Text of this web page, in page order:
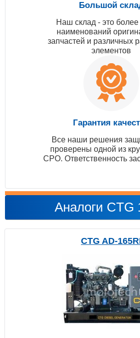
Большой
Наш склад - это более
наименований
запчастей и различных
элементов
Гарантия
Все наши решения
проверены одной из
СРО. Ответственность
Аналоги CTG
CTG AD-